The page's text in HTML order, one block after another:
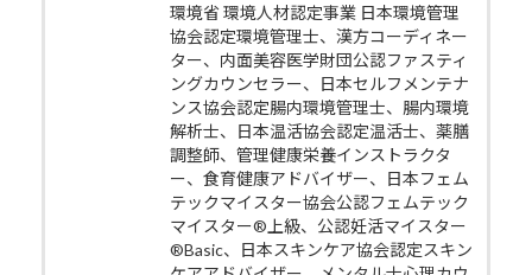
環境省 環境人材認定事業 日本環境管理
協会認定環境管理士、漢方コーディネー
ター、内面美容医学財団公認ファスティ
ングカウンセラー、日本セルフメンテナ
ンス協会認定腸内環境管理士、腸内環境
解析士、日本温活協会認定温活士、薬膳
調整師、管理健康栄養インストラクタ
ー、食育健康アドバイザー、日本フェム
テックマイスター協会公認フェムテック
マイスター®上級、公認妊活マイスター
®Basic、日本スキンケア協会認定スキン